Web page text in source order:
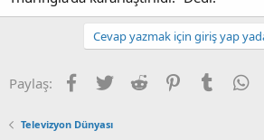
Cevap yazmak için giriş yap
Paylaş: Facebook
TwitterReddit PinterestTumblr
Televizyon Dünyası